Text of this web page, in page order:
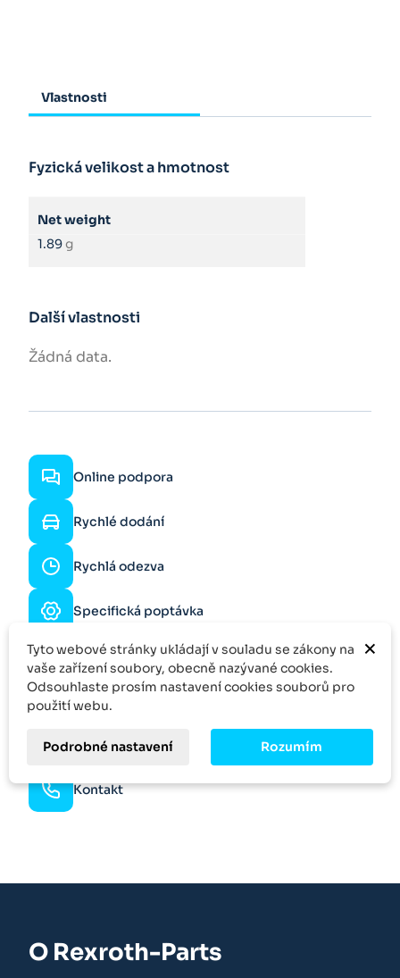
Vlastnosti
Fyzická velikost a hmotnost
Net weight
1.89g
Další vlastnosti
Žádná data.
Online podpora
Rychlé dodání
Rychlá odezva
Specifická poptávka
Více kusů?
Zeptejte se na slevu
Skvělý výběr
Množstevní sleva
Kontakt
O Rexroth-Parts
×
Tyto webové stránky ukládají v souladu se zákony na
vaše zařízení soubory, obecně nazývané cookies.
Odsouhlaste prosím nastavení cookies souborů pro
použití webu.
Podrobné nastavení Rozumím